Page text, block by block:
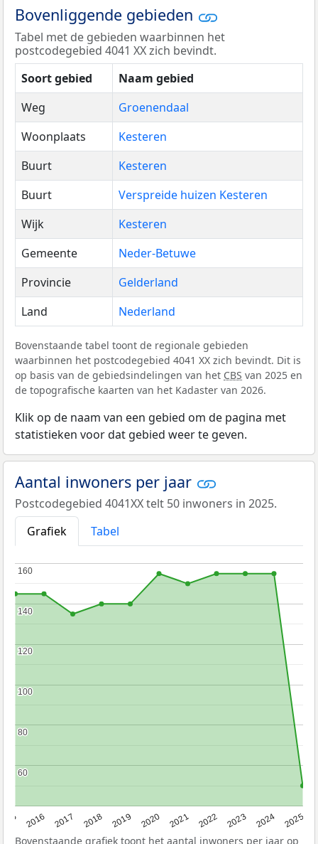
Bovenliggende gebieden
Tabel met de gebieden waarbinnen het
postcodegebied 4041 XX zich bevindt.
Soort gebied
Naam gebied
Weg
Groenendaal
Woonplaats
Kesteren
Buurt
Kesteren
Buurt
Verspreide huizen Kesteren
Wijk
Kesteren
Gemeente
Neder-Betuwe
Provincie
Gelderland
Land
Nederland
Bovenstaande tabel toont de regionale gebieden
waarbinnen het postcodegebied 4041 XX zich bevindt. Dit is
op basis van de gebiedsindelingen van het CBS van 2025 en
de topografische kaarten van het Kadaster van 2026.
Klik op de naam van een gebied om de pagina met
statistieken voor dat gebied weer te geven.
Aantal inwoners per jaar
Postcodegebied 4041XX telt 50 inwoners in 2025.
Grafiek
Tabel
2016 2017 2018 2019 2020 2021 2022 2023 2024 2025
60
60
80
80
100
100
120
120
140
140
160
160
Bovenstaande grafiek toont het aantal inwoners per jaar op